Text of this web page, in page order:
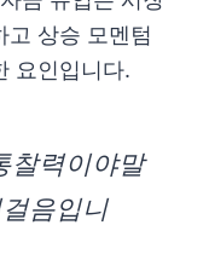
고 상승 모멘텀
요인입니다.
찰력이야말
음입니